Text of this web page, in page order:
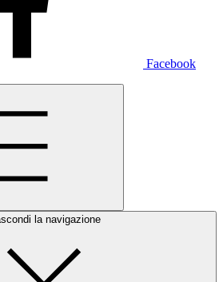
Facebook
la navigazione